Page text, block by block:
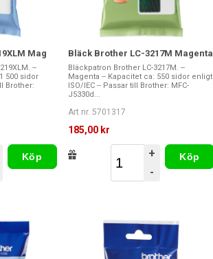
Mag
--
500 sidor
Brother:
Köp
Bläck Brother LC-3217M Magenta
Bläckpatron Brother LC-3217M. --
Magenta -- Kapacitet ca: 550 sidor enligt
ISO/IEC -- Passar till Brother: MFC-
J5330d...
Art nr. 5701317
185,00 kr
+
-
Köp